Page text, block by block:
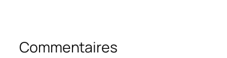
Commentaires